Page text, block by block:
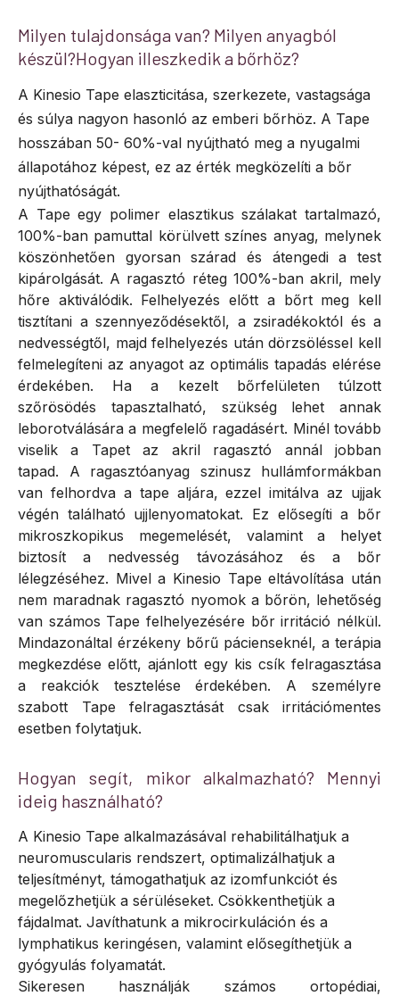
Milyen tulajdonsága van? Milyen anyagból
készül?Hogyan illeszkedik a bőrhöz?
A Kinesio Tape elaszticitása, szerkezete, vastagsága
és súlya nagyon hasonló az emberi bőrhöz. A Tape
hosszában 50- 60%-val nyújtható meg a nyugalmi
állapotához képest, ez az érték megközelíti a bőr
nyújthatóságát.
A Tape egy polimer elasztikus szálakat tartalmazó,
100%-ban pamuttal körülvett színes anyag, melynek
köszönhetően gyorsan szárad és átengedi a test
kipárolgását. A ragasztó réteg 100%-ban akril, mely
hőre aktiválódik. Felhelyezés előtt a bőrt meg kell
tisztítani a szennyeződésektől, a zsiradékoktól és a
nedvességtől, majd felhelyezés után dörzsöléssel kell
felmelegíteni az anyagot az optimális tapadás elérése
érdekében. Ha a kezelt bőrfelületen túlzott
szőrösödés tapasztalható, szükség lehet annak
leborotválására a megfelelő ragadásért. Minél tovább
viselik a Tapet az akril ragasztó annál jobban
tapad. A ragasztóanyag szinusz hullámformákban
van felhordva a tape aljára, ezzel imitálva az ujjak
végén található ujjlenyomatokat. Ez elősegíti a bőr
mikroszkopikus megemelését, valamint a helyet
biztosít a nedvesség távozásához és a bőr
lélegzéséhez. Mivel a Kinesio Tape eltávolítása után
nem maradnak ragasztó nyomok a bőrön, lehetőség
van számos Tape felhelyezésére bőr irritáció nélkül.
Mindazonáltal érzékeny bőrű pácienseknél, a terápia
megkezdése előtt, ajánlott egy kis csík felragasztása
a reakciók tesztelése érdekében. A személyre
szabott Tape felragasztását csak irritációmentes
esetben folytatjuk.
Hogyan segít, mikor alkalmazható? Mennyi
ideig használható?
A Kinesio Tape alkalmazásával rehabilitálhatjuk a
neuromuscularis rendszert, optimalizálhatjuk a
teljesítményt, támogathatjuk az izomfunkciót és
megelőzhetjük a sérüléseket. Csökkenthetjük a
fájdalmat. Javíthatunk a mikrocirkuláción és a
lymphatikus keringésen, valamint elősegíthetjük a
gyógyulás folyamatát.
Sikeresen használják számos ortopédiai,